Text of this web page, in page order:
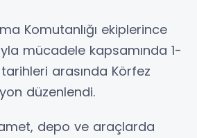
Komutanlığı ekiplerince
mücadele kapsamında 1-
arasında Körfez
düzenlendi.
depo ve araçlarda